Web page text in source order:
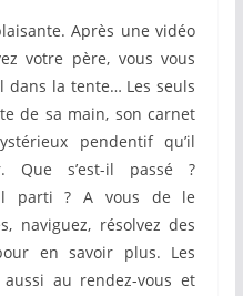
Après une vidéo
votre père, vous vous
dans la tente… Les seuls
de sa main, son carnet
pendentif qu’il
Que s’est-il passé ?
il parti ? A vous de le
naviguez, résolvez des
en savoir plus. Les
au rendez-vous et